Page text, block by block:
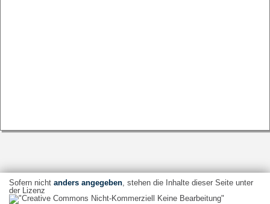
Sofern nicht anders angegeben, stehen die Inhalte dieser Seite unter
der Lizenz